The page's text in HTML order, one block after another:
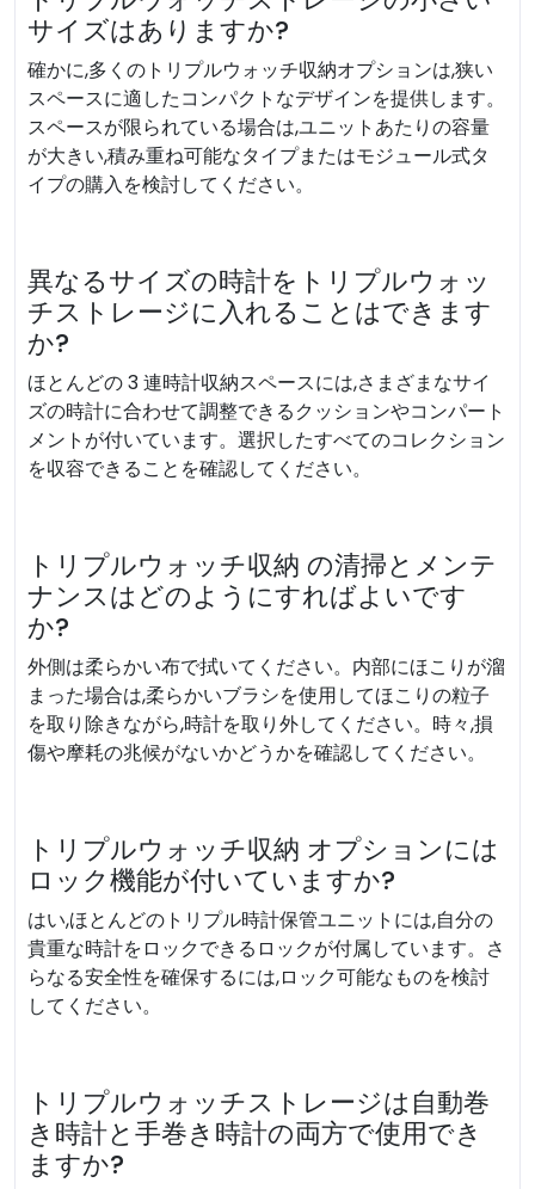
サイズはありますか?
確かに,多くのトリプルウォッチ収納オプションは,狭い
スペースに適したコンパクトなデザインを提供します。
スペースが限られている場合は,ユニットあたりの容量
が大きい,積み重ね可能なタイプまたはモジュール式タ
イプの購入を検討してください。
異なるサイズの時計をトリプルウォッ
チストレージに入れることはできます
か?
ほとんどの 3 連時計収納スペースには,さまざまなサイ
ズの時計に合わせて調整できるクッションやコンパート
メントが付いています。選択したすべてのコレクション
を収容できることを確認してください。
トリプルウォッチ収納 の清掃とメンテ
ナンスはどのようにすればよいです
か?
外側は柔らかい布で拭いてください。内部にほこりが溜
まった場合は,柔らかいブラシを使用してほこりの粒子
を取り除きながら,時計を取り外してください。時々,損
傷や摩耗の兆候がないかどうかを確認してください。
トリプルウォッチ収納 オプションには
ロック機能が付いていますか?
はい,ほとんどのトリプル時計保管ユニットには,自分の
貴重な時計をロックできるロックが付属しています。さ
らなる安全性を確保するには,ロック可能なものを検討
してください。
トリプルウォッチストレージは自動巻
き時計と手巻き時計の両方で使用でき
ますか?